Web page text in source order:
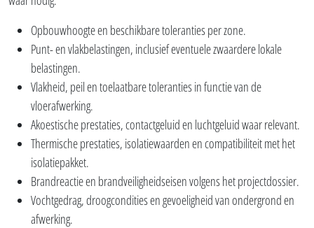
Opbouwhoogte en beschikbare toleranties per zone.
Punt- en vlakbelastingen, inclusief eventuele zwaardere lokale
belastingen.
Vlakheid, peil en toelaatbare toleranties in functie van de
vloerafwerking.
Akoestische prestaties, contactgeluid en luchtgeluid waar relevant.
Thermische prestaties, isolatiewaarden en compatibiliteit met het
isolatiepakket.
Brandreactie en brandveiligheidseisen volgens het projectdossier.
Vochtgedrag, droogcondities en gevoeligheid van ondergrond en
afwerking.